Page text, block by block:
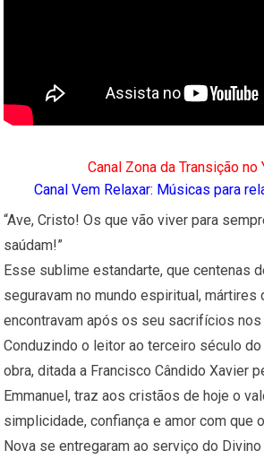
Canal Zona da Transição no
Canal Vem Relaxar: Músicas para
“Ave, Cristo! Os que vão viver para
saúdam!”
Esse sublime estandarte, que centenas
seguravam no mundo espiritual, mártires
encontravam após os seu sacrifícios
Conduzindo o leitor ao terceiro século
obra, ditada a Francisco Cândido Xavier
Emmanuel, traz aos cristãos de hoje o
simplicidade, confiança e amor com que
Nova se entregaram ao serviço do